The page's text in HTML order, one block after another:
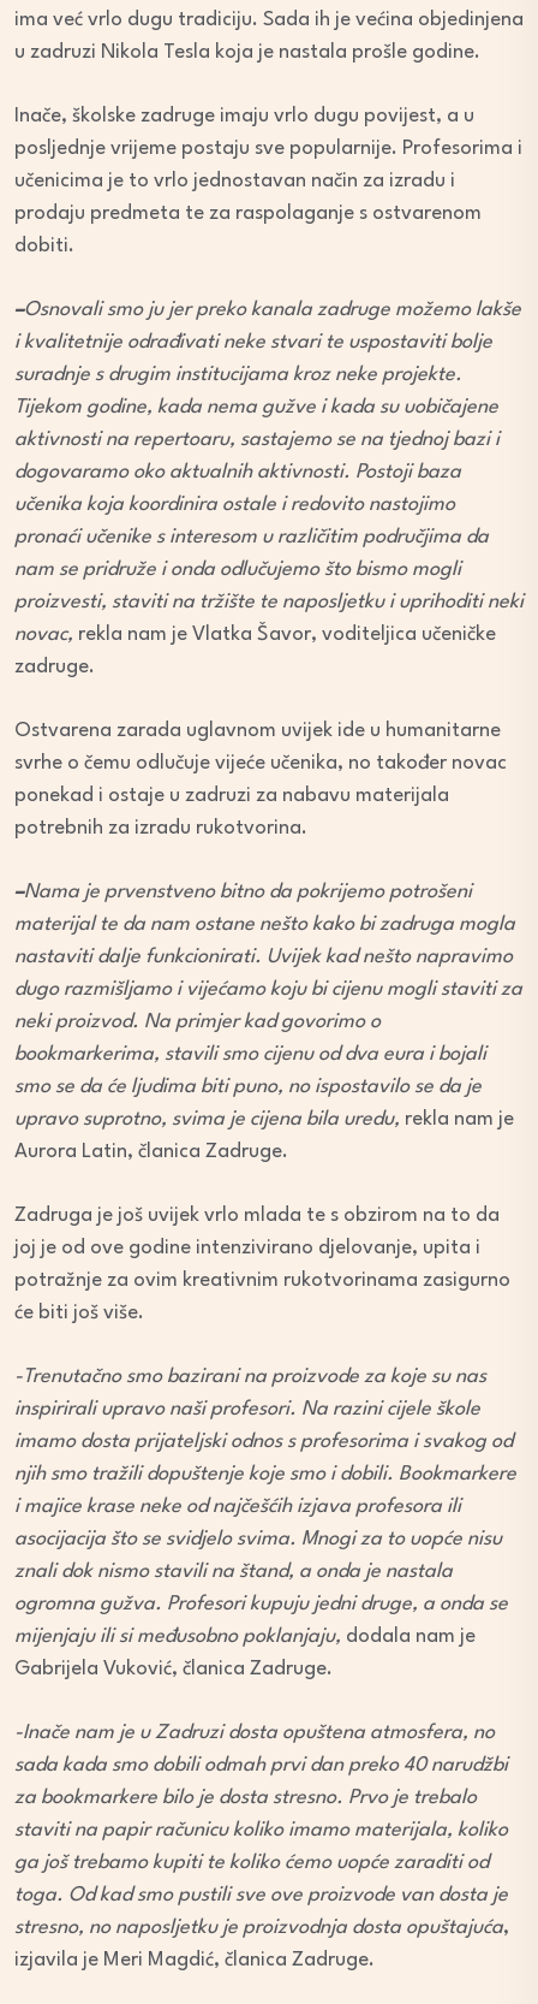
ima već vrlo dugu tradiciju. Sada ih je većina objedinjena
u zadruzi Nikola Tesla koja je nastala prošle godine.
Inače, školske zadruge imaju vrlo dugu povijest, a u
posljednje vrijeme postaju sve popularnije. Profesorima i
učenicima je to vrlo jednostavan način za izradu i
prodaju predmeta te za raspolaganje s ostvarenom
dobiti.
–Osnovali smo ju jer preko kanala zadruge možemo lakše
i kvalitetnije odrađivati neke stvari te uspostaviti bolje
suradnje s drugim institucijama kroz neke projekte.
Tijekom godine, kada nema gužve i kada su uobičajene
aktivnosti na repertoaru, sastajemo se na tjednoj bazi i
dogovaramo oko aktualnih aktivnosti. Postoji baza
učenika koja koordinira ostale i redovito nastojimo
pronaći učenike s interesom u različitim područjima da
nam se pridruže i onda odlučujemo što bismo mogli
proizvesti, staviti na tržište te naposljetku i uprihoditi neki
novac, rekla nam je Vlatka Šavor, voditeljica učeničke
zadruge.
Ostvarena zarada uglavnom uvijek ide u humanitarne
svrhe o čemu odlučuje vijeće učenika, no također novac
ponekad i ostaje u zadruzi za nabavu materijala
potrebnih za izradu rukotvorina.
–Nama je prvenstveno bitno da pokrijemo potrošeni
materijal te da nam ostane nešto kako bi zadruga mogla
nastaviti dalje funkcionirati. Uvijek kad nešto napravimo
dugo razmišljamo i vijećamo koju bi cijenu mogli staviti za
neki proizvod. Na primjer kad govorimo o
bookmarkerima, stavili smo cijenu od dva eura i bojali
smo se da će ljudima biti puno, no ispostavilo se da je
upravo suprotno, svima je cijena bila uredu, rekla nam je
Aurora Latin, članica Zadruge.
Zadruga je još uvijek vrlo mlada te s obzirom na to da
joj je od ove godine intenzivirano djelovanje, upita i
potražnje za ovim kreativnim rukotvorinama zasigurno
će biti još više.
-Trenutačno smo bazirani na proizvode za koje su nas
inspirirali upravo naši profesori. Na razini cijele škole
imamo dosta prijateljski odnos s profesorima i svakog od
njih smo tražili dopuštenje koje smo i dobili. Bookmarkere
i majice krase neke od najčešćih izjava profesora ili
asocijacija što se svidjelo svima. Mnogi za to uopće nisu
znali dok nismo stavili na štand, a onda je nastala
ogromna gužva. Profesori kupuju jedni druge, a onda se
mijenjaju ili si međusobno poklanjaju, dodala nam je
Gabrijela Vuković, članica Zadruge.
-Inače nam je u Zadruzi dosta opuštena atmosfera, no
sada kada smo dobili odmah prvi dan preko 40 narudžbi
za bookmarkere bilo je dosta stresno. Prvo je trebalo
staviti na papir računicu koliko imamo materijala, koliko
ga još trebamo kupiti te koliko ćemo uopće zaraditi od
toga. Od kad smo pustili sve ove proizvode van dosta je
stresno, no naposljetku je proizvodnja dosta opuštajuća,
izjavila je Meri Magdić, članica Zadruge.